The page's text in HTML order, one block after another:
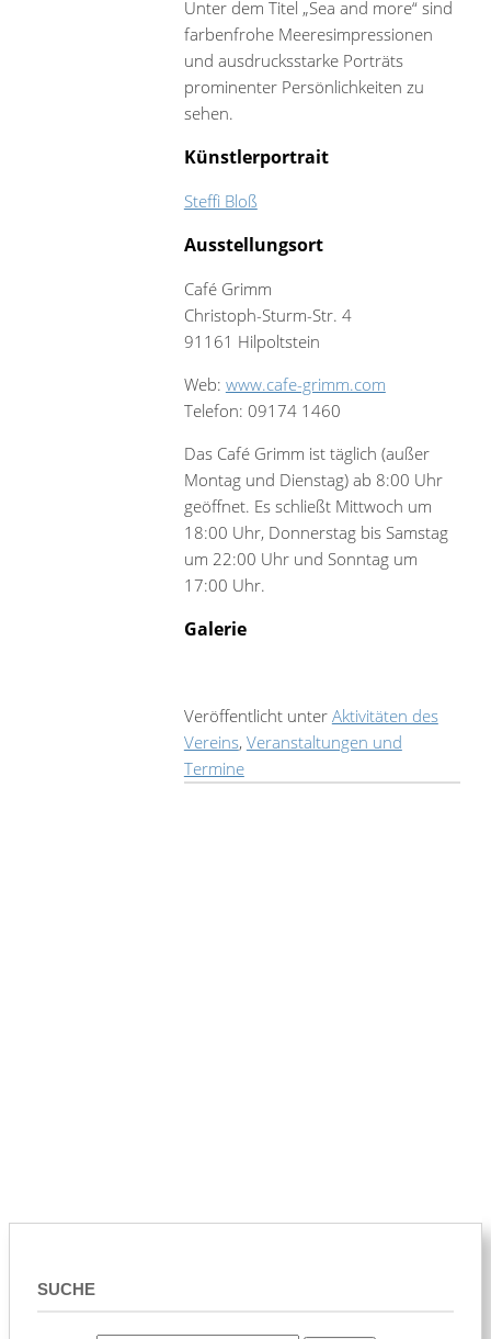
Unter dem Titel „Sea and more“ sind
farbenfrohe Meeresimpressionen
und ausdrucksstarke Porträts
prominenter Persönlichkeiten zu
sehen.
Künstlerportrait
Steffi Bloß
Ausstellungsort
Café Grimm
Christoph-Sturm-Str. 4
91161 Hilpoltstein
Web: www.cafe-grimm.com
Telefon: 09174 1460
Das Café Grimm ist täglich (außer
Montag und Dienstag) ab 8:00 Uhr
geöffnet. Es schließt Mittwoch um
18:00 Uhr, Donnerstag bis Samstag
um 22:00 Uhr und Sonntag um
17:00 Uhr.
Galerie
Veröffentlicht unter Aktivitäten des
Vereins, Veranstaltungen und
Termine
SUCHE